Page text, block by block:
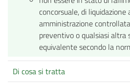
concorsuale, di
amministrazione
preventivo o qualsiasi altra
equivalente secondo la
Di cosa si tratta